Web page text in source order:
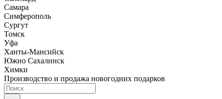
Самара
Симферополь
Сургут
Томск
Уфа
Ханты-Мансийск
Южно Сахалинск
Химки
Производство и продажа новогодних подарков